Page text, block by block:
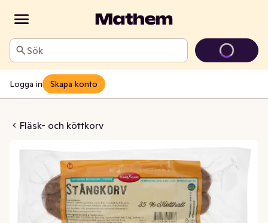
Sök
Logga in Skapa konto
Fläsk- och köttkorv